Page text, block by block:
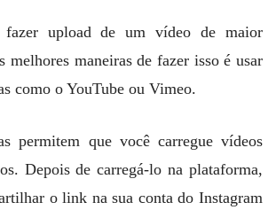
fazer upload de um vídeo de maior
melhores maneiras de fazer isso é usar
como o YouTube ou Vimeo.
permitem que você carregue vídeos
Depois de carregá-lo na plataforma,
o link na sua conta do Instagram